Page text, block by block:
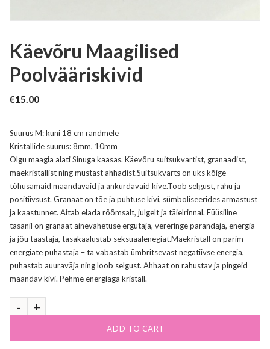
Käevõru Maagilised
Poolvääriskivid
€15.00
Suurus M: kuni 18 cm randmele
Kristallide suurus: 8mm, 10mm
Olgu maagia alati Sinuga kaasas. Käevõru suitsukvartist, granaadist,
mäekristallist ning mustast ahhadist.Suitsukvarts on üks kõige
tõhusamaid maandavaid ja ankurdavaid kive.Toob selgust, rahu ja
positiivsust. Granaat on tõe ja puhtuse kivi, sümboliseerides armastust
ja kaastunnet. Aitab elada rõõmsalt, julgelt ja täielrinnal. Füüsiline
tasanil on granaat ainevahetuse ergutaja, vereringe parandaja, energia
ja jõu taastaja, tasakaalustab seksuaalenegiat.Mäekristall on parim
energiate puhastaja – ta vabastab ümbritsevast negatiivse energia,
puhastab auuraväja ning loob selgust. Ahhaat on rahustav ja pingeid
maandav kivi. Pehme energiaga kristall.
ADD TO CART